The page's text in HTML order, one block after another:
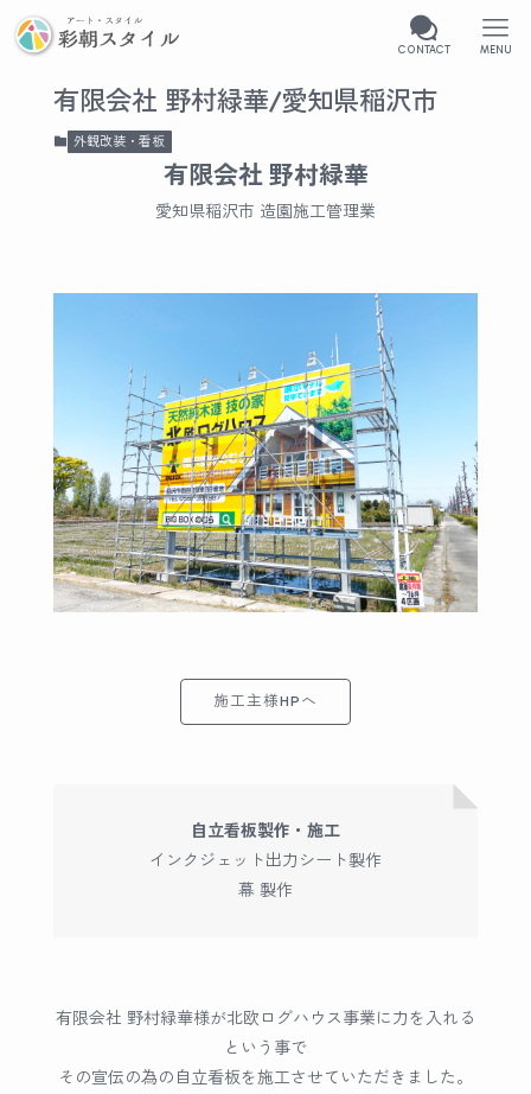
CONTACT MENU
有限会社 野村緑華/愛知県稲沢市
外観改装・看板
有限会社 野村緑華
愛知県稲沢市 造園施工管理業
施工主様HPへ
自立看板製作・施工
インクジェット出力シート製作
幕 製作
有限会社 野村緑華様が北欧ログハウス事業に力を入れる
という事で
その宣伝の為の自立看板を施工させていただきました。